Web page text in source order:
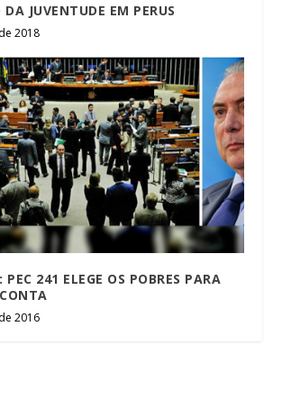
JUVENTUDE EM PERUS
2018
241 ELEGE OS POBRES PARA
2016